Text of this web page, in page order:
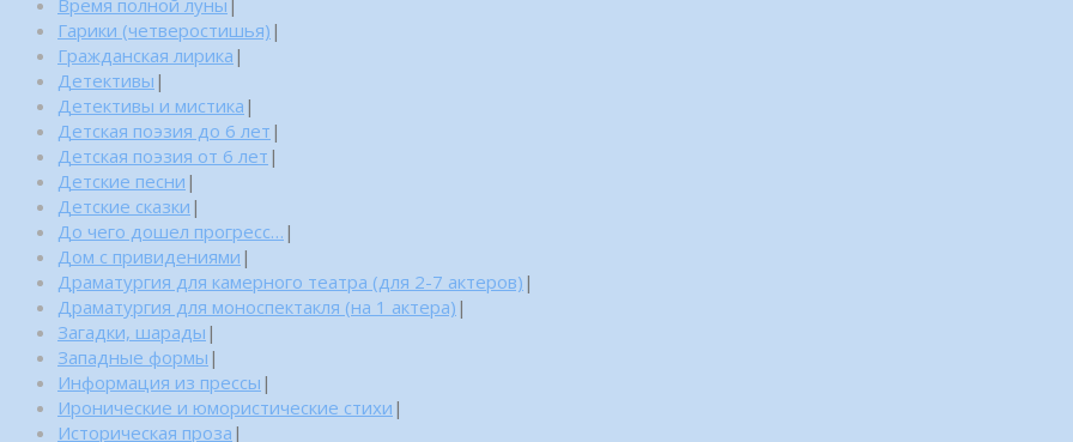
Время полной луны |
Гарики (четверостишья) |
Гражданская лирика |
Детективы |
Детективы и мистика |
Детская поэзия до 6 лет |
Детская поэзия от 6 лет |
Детские песни |
Детские сказки |
До чего дошел прогресс… |
Дом с привидениями |
Драматургия для камерного театра (для 2-7 актеров) |
Драматургия для моноспектакля (на 1 актера) |
Загадки, шарады |
Западные формы |
Информация из прессы |
Иронические и юмористические стихи |
Историческая проза |